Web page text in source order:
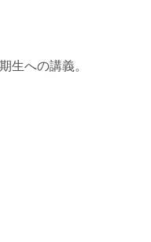
生への講義。